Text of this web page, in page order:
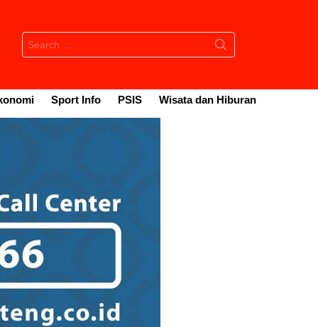
Search
for:
Sport Info PSIS Wisata dan Hiburan